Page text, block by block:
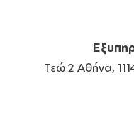
Τεώ 2 Αθήνα,